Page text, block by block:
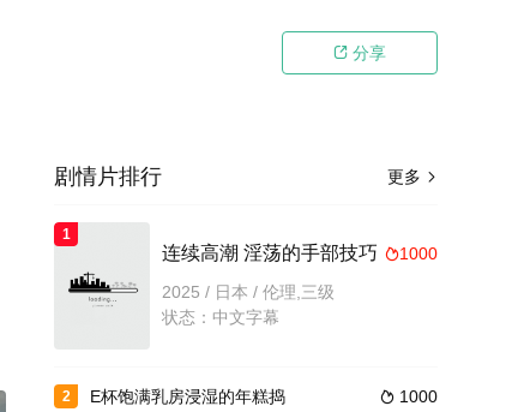
 分享
更多 
剧情片排行
1
1000
连续高潮 淫荡的手部技巧
2025 / 日本 / 伦理,三级
状态：中文字幕
2  1000
E杯饱满乳房浸湿的年糕捣